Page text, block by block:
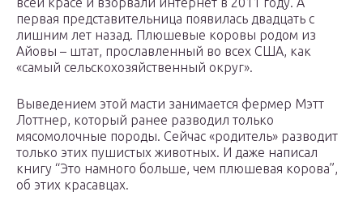
первая представительница появилась двадцать с
лишним лет назад. Плюшевые коровы родом из
Айовы – штат, прославленный во всех США, как
«самый сельскохозяйственный округ».
Выведением этой масти занимается фермер Мэтт
Лоттнер, который ранее разводил только
мясомолочные породы. Сейчас «родитель» разводит
только этих пушистых животных. И даже написал
книгу “Это намного больше, чем плюшевая корова”,
об этих красавцах.